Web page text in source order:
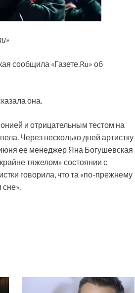
сообщила «Газете.Ru» об
она.
и отрицательным тестом на
Через несколько дней артистку
ее менеджер Яна Богушевская
тяжелом» состоянии с
говорила, что та «по-прежнему